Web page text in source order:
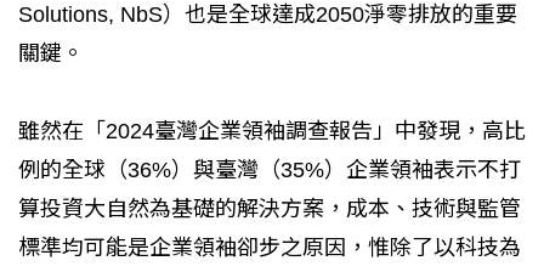
Solutions, NbS）也是全球達成2050淨零排放的重要
關鍵。
雖然在「2024臺灣企業領袖調查報告」中發現，高比
例的全球（36%）與臺灣（35%）企業領袖表示不打
算投資大自然為基礎的解決方案，成本、技術與監管
標準均可能是企業領袖卻步之原因，惟除了以科技為